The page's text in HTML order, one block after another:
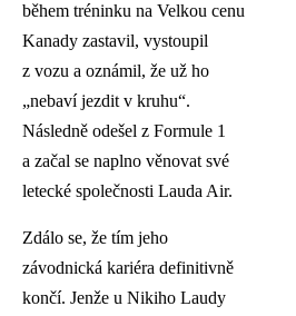
během tréninku na Velkou cenu
Kanady zastavil, vystoupil
z vozu a oznámil, že už ho
„nebaví jezdit v kruhu“.
Následně odešel z Formule 1
a začal se naplno věnovat své
letecké společnosti Lauda Air.
Zdálo se, že tím jeho
závodnická kariéra definitivně
končí. Jenže u Nikiho Laudy